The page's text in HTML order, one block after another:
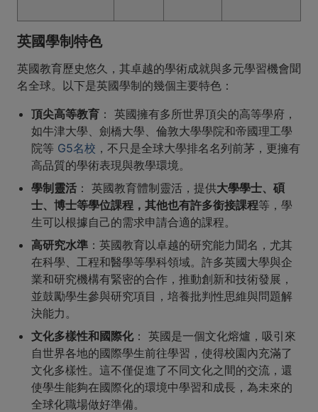
英國學制特色
英國教育歷史悠久，其卓越的學術成就與多元學習機會聞
名全球。以下是英國學制的幾個主要特色：
頂尖高等教育 ： 英國擁有多所世界頂尖的高等學府，
如牛津大學、劍橋大學、倫敦大學學院和帝國理工學
院等 G5名校 ，不只是全球大學排名名列前茅，更擁有
高品質的學術表現與教學環境。
學制靈活 ： 英國教育體制靈活，提供大學學士、碩
士、博士等學位課程，其他也有許多銜接課程等，學
生可以根據自己的需求申請合適的課程。
高研究水準 ：英國教育以卓越的研究能力聞名，尤其
在科學、工程和醫學等學科領域。許多英國大學與企
業和研究機構有緊密的合作，推動創新和技術發展，
並鼓勵學生參與研究項目，培養批判性思維與問題解
決能力。
文化多樣性和國際化： 英國是一個文化熔爐，吸引來
自世界各地的國際學生前往學習，使得校園內充滿了
文化多樣性。這不僅促進了不同文化之間的交流，還
使學生能夠在國際化的環境中學習和成長，為未來的
全球化職場做好準備。